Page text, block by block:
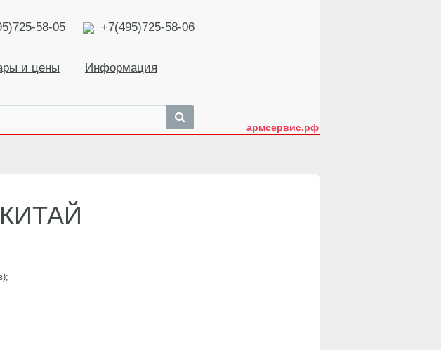
58-05 +7(495)725-58-06
и цены Информация
армсервис.рф
КИТАЙ